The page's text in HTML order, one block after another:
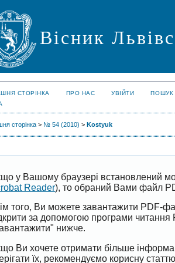
Вісник
СТОРІНКА ПРО НАС УВІЙТИ ПОШУК
сторінка > № 54 (2010) >Kostyuk
у Вашому браузері встановлений
Reader), то обраний Вами файл
того, Ви можете завантажити PDF-
за допомогою програми
нижче.
Ви хочете отримати більше
їх, рекомендуємо корисну